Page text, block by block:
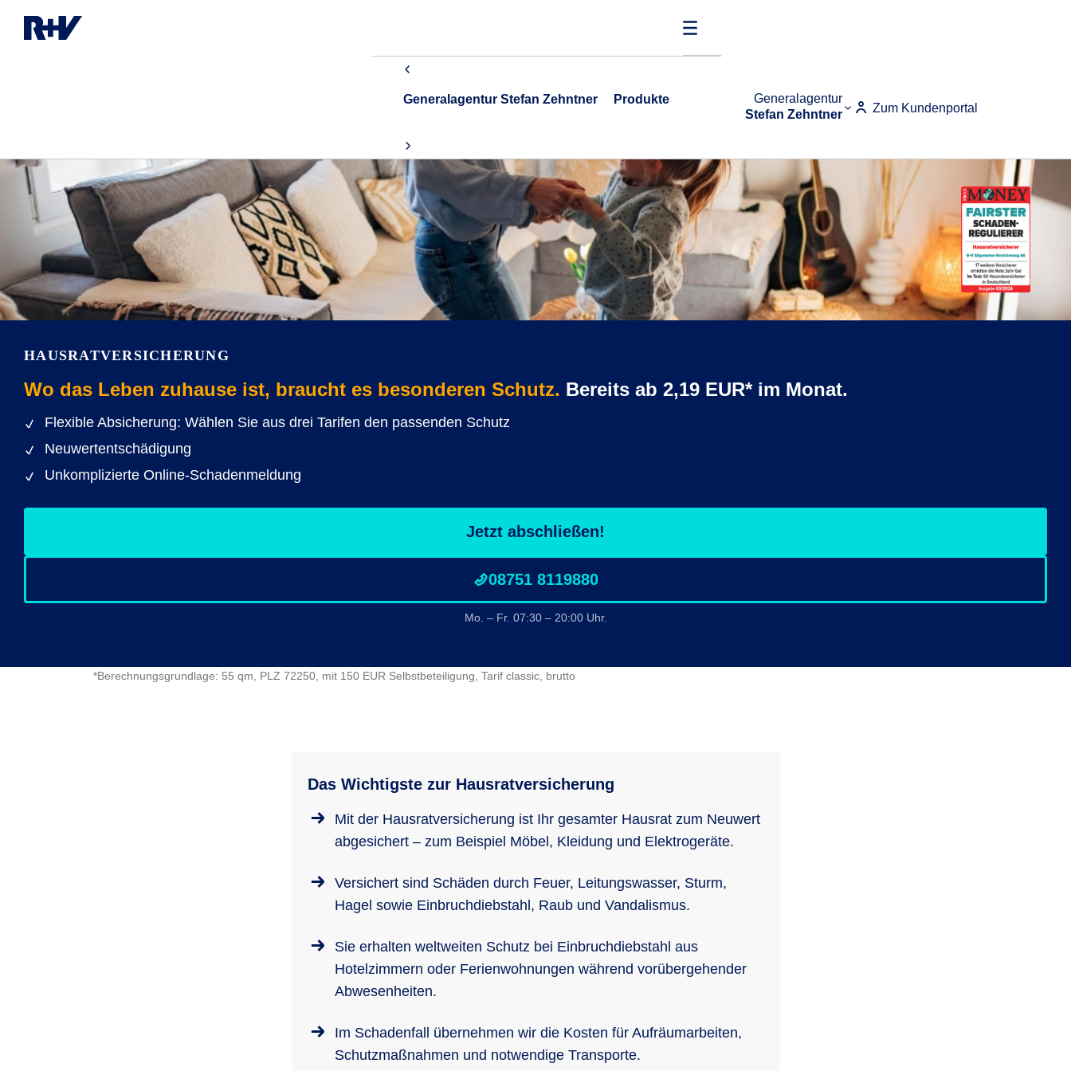
Generalagentur
Stefan Zehntner
Zum Kundenportal
Generalagentur Stefan Zehntner Produkte
HAUSRATVERSICHERUNG
Wo das Leben zuhause ist, braucht es besonderen Schutz. Bereits ab 2,19 EUR* im Monat.
Flexible Absicherung: Wählen Sie aus drei Tarifen den passenden Schutz
Neuwertentschädigung
Unkomplizierte Online-Schadenmeldung
Jetzt abschließen!
08751 8119880
Mo. – Fr. 07:30 – 20:00 Uhr.
*Berechnungsgrundlage: 55 qm, PLZ 72250, mit 150 EUR Selbstbeteiligung, Tarif classic, brutto
Das Wichtigste zur Hausratversicherung
Mit der Hausratversicherung ist Ihr gesamter Hausrat zum Neuwert
abgesichert – zum Beispiel Möbel, Kleidung und Elektrogeräte.
Versichert sind Schäden durch Feuer, Leitungswasser, Sturm,
Hagel sowie Einbruchdiebstahl, Raub und Vandalismus.
Sie erhalten weltweiten Schutz bei Einbruchdiebstahl aus
Hotelzimmern oder Ferienwohnungen während vorübergehender
Abwesenheiten.
Im Schadenfall übernehmen wir die Kosten für Aufräumarbeiten,
Schutzmaßnahmen und notwendige Transporte.